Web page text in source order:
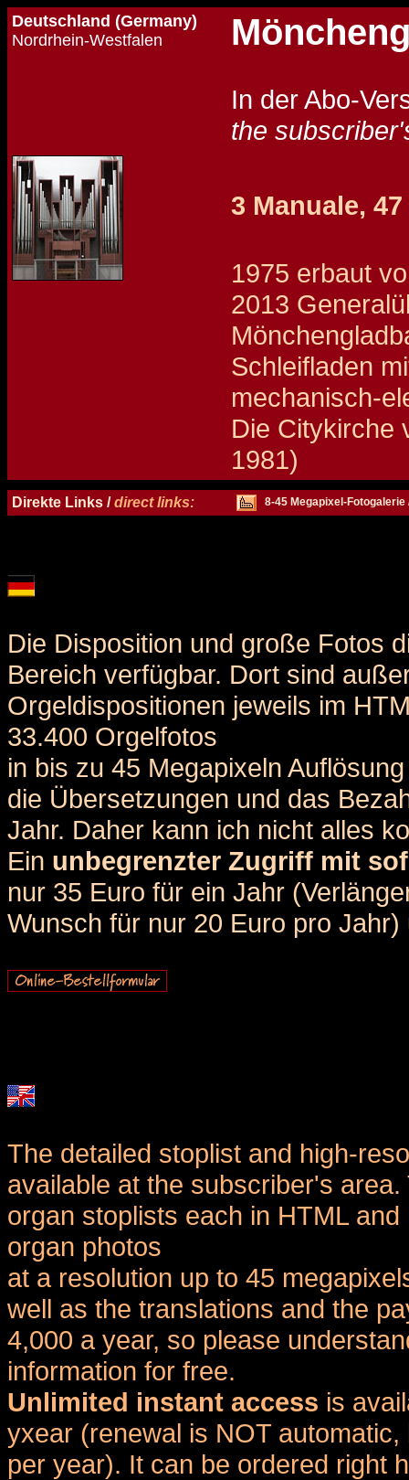
Deutschland (Germany)
Nordrhein-Westfalen
In der Abo-
the
3 Manuale,
1975 erbaut
2013
Schleifladen
mechanisch-
Die Citykirche
1981)
Direkte Links /direct links: 8-45 Megapixel-Fotogalerie
Die Disposition und große Fotos
Bereich verfügbar. Dort sind
Orgeldispositionen jeweils im
33.400 Orgelfotos
in bis zu 45 Megapixeln
die Übersetzungen und das
Jahr. Daher kann ich nicht alles
Ein unbegrenzter Zugriff mit
nur 35 Euro für ein Jahr
Wunsch für nur 20 Euro pro
The detailed stoplist and high-
available at the subscriber's
organ stoplists each in HTML
organ photos
at a resolution up to 45
well as the translations and the
4,000 a year, so please
information for free.
Unlimited instant access is
yxear (renewal is NOT
per year). It can be ordered right